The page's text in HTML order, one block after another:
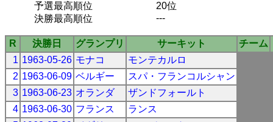
予選最高順位
20位
決勝最高順位
---
R 決勝日 グランプリ サーキット
チーム
1 1963-05-26 モナコ
モンテカルロ
2 1963-06-09 ベルギー
スパ・フランコルシャン
3 1963-06-23 オランダ
ザンドフォールト
4 1963-06-30 フランス
ランス